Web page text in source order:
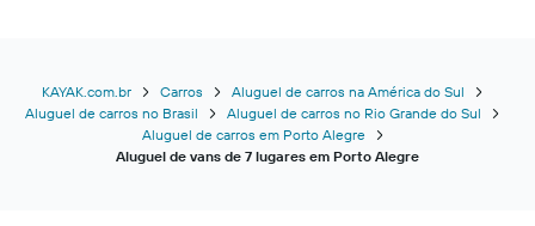
KAYAK.com.br Carros
Aluguel de carros na América do Sul
Aluguel de carros no Brasil
Aluguel de carros no Rio Grande do Sul
Aluguel de carros em Porto Alegre
Aluguel de vans de 7 lugares em Porto Alegre